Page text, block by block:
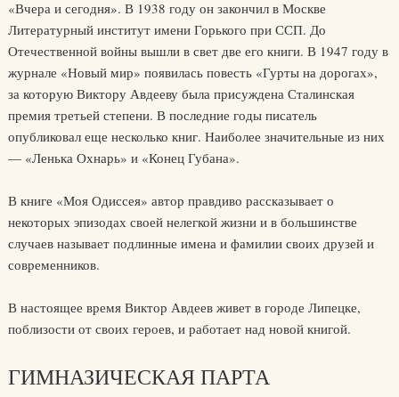
«Вчера и сегодня». В 1938 году он закончил в Москве
Литературный институт имени Горького при ССП. До
Отечественной войны вышли в свет две его книги. В 1947 году в
журнале «Новый мир» появилась повесть «Гурты на дорогах»,
за которую Виктору Авдееву была присуждена Сталинская
премия третьей степени. В последние годы писатель
опубликовал еще несколько книг. Наиболее значительные из них
— «Ленька Охнарь» и «Конец Губана».
В книге «Моя Одиссея» автор правдиво рассказывает о
некоторых эпизодах своей нелегкой жизни и в большинстве
случаев называет подлинные имена и фамилии своих друзей и
современников.
В настоящее время Виктор Авдеев живет в городе Липецке,
поблизости от своих героев, и работает над новой книгой.
ГИМНАЗИЧЕСКАЯ ПАРТА